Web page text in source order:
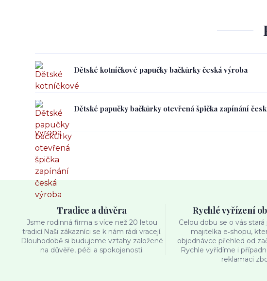
Dětské kotníčkové papučky bačkůrky česká výroba
Dětské papučky bačkůrky otevřená špička zapínání
Tradice a důvěra
Jsme rodinná firma s více než 20 letou
tradicí.Naši zákazníci se k nám rádi vracejí.
Dlouhodobě si budujeme vztahy založené
na důvěře, péči a spokojenosti.
Rychlé vyřízení
Celou dobu se o vás
majitelka e‑shopu,
objednávce přehled od
Rychle vyřídíme i
reklamaci